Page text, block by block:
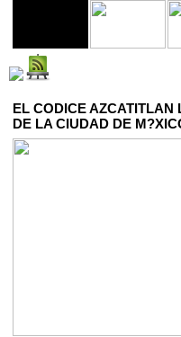
EL CODICE AZCATITLAN
DE LA CIUDAD DE